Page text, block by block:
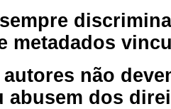
metadados
autores não
abusem dos